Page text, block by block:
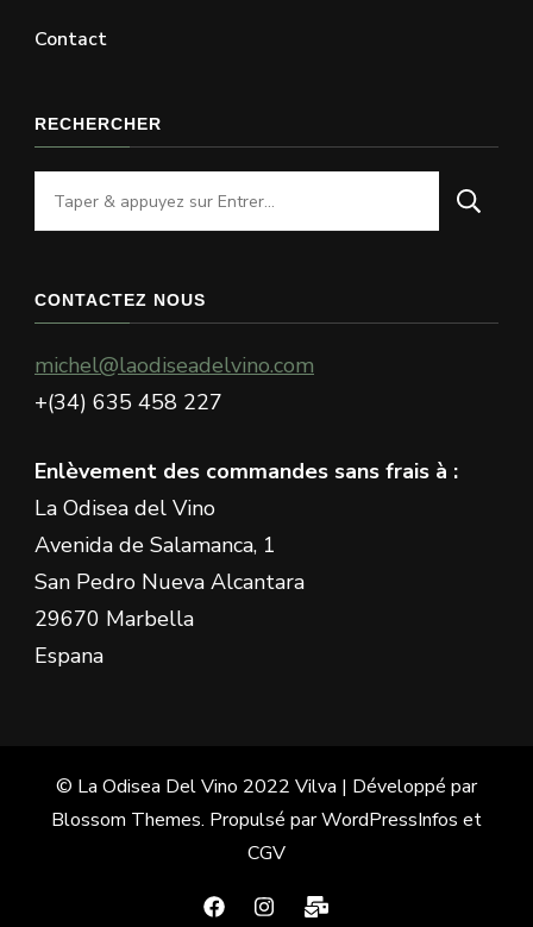
Contact
RECHERCHER
Vous
recherchiez
chose
CONTACTEZ NOUS
michel@laodiseadelvino.com
+(34) 635 458 227
Enlèvement des commandes sans frais à :
La Odisea del Vino
Avenida de Salamanca, 1
San Pedro Nueva Alcantara
29670 Marbella
Espana
© La Odisea Del Vino 2022 Vilva | Développé par
Blossom Themes. Propulsé parWordPressInfos et
CGV